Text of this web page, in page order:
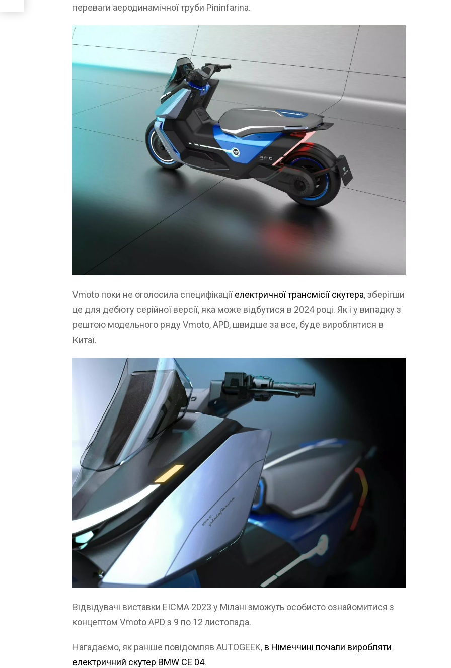
переваги аеродинамічної труби Pininfarina.
Vmoto поки не оголосила специфікаціїелектричної трансмісії скутера, зберігши
це для дебюту серійної версії, яка може відбутися в 2024 році. Як і у випадку з
рештою модельного ряду Vmoto, APD, швидше за все, буде вироблятися в
Китаї.
Відвідувачі виставки EICMA 2023 у Мілані зможуть особисто ознайомитися з
концептом Vmoto APD з 9 по 12 листопада.
Нагадаємо, як раніше повідомляв AUTOGEEK, в Німеччині почали виробляти
електричний скутер BMW CE 04.